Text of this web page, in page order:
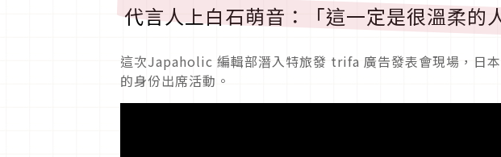
代言人上白石萌音：「這一定是很溫柔的
這次Japaholic 編輯部潛入特旅發 trifa 廣告發表會現場，日
的身份出席活動。